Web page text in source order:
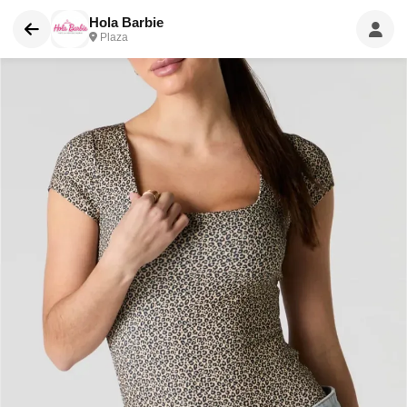
Hola Barbie
Plaza